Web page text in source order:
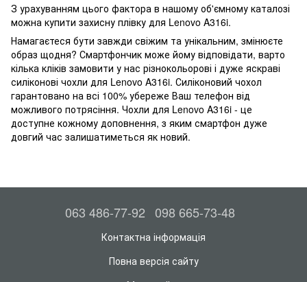
З урахуванням цього фактора в нашому об'ємному каталозі
можна купити захисну плівку для Lenovo A316i.
Намагаєтеся бути завжди свіжим та унікальним, змінюєте
образ щодня? Смартфончик може йому відповідати, варто
кілька кліків замовити у нас різнокольорові і дуже яскраві
силіконові чохли для Lenovo A316i. Силіконовий чохол
гарантовано на всі 100% убереже Ваш телефон від
можливого потрясіння. Чохли для Lenovo A316i - це
доступне кожному доповнення, з яким смартфон дуже
довгий час залишатиметься як новий.
063 486-77-92 098 665-73-48
Контактна інформація
Повна версія сайту